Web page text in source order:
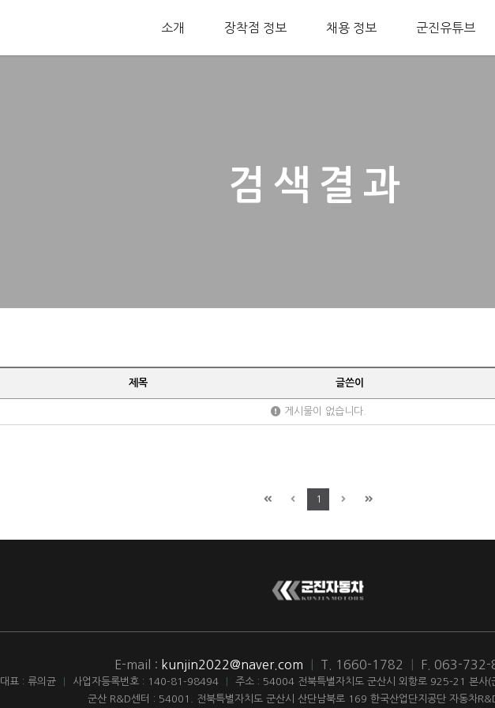
소개 장착점 정보 채용 정보 군진유튜브
검색결과
제목 글쓴이
게시물이 없습니다.
1
E-mail : kunjin2022@naver.com T. 1660-1782 F. 063-732-
대표 : 류의균 사업자등록번호 : 140-81-98494
주소 : 54004 전북특별자치도 군산시 외항로 925-21 본사(
군산 R&D센터 : 54001. 전북특별자치도 군산시 산단남북로 169 한국산업단지공단 자동차